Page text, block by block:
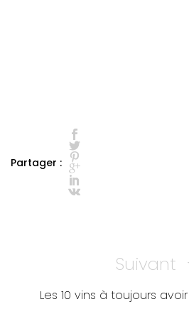
Partager :
NavigationNext
Post
Suivant
Les 10 vins à toujours